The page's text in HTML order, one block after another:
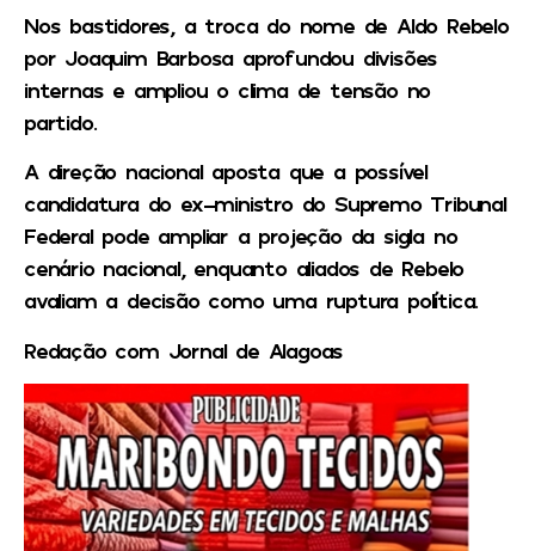
Nos bastidores, a troca do nome de Aldo Rebelo
por Joaquim Barbosa aprofundou divisões
internas e ampliou o clima de tensão no
partido.
A direção nacional aposta que a possível
candidatura do ex-ministro do Supremo Tribunal
Federal pode ampliar a projeção da sigla no
cenário nacional, enquanto aliados de Rebelo
avaliam a decisão como uma ruptura política.
Redação com Jornal de Alagoas